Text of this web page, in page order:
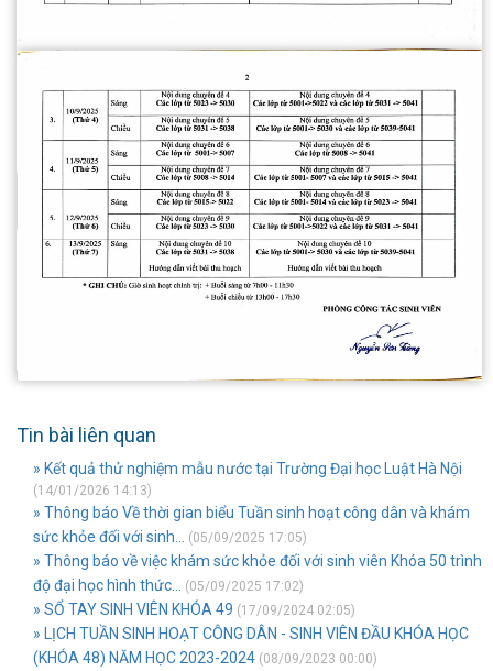
Tin bài liên quan
» Kết quả thử nghiệm mẫu nước tại Trường Đại học Luật Hà Nội
(14/01/2026 14:13)
» Thông báo Về thời gian biểu Tuần sinh hoạt công dân và khám
sức khỏe đối với sinh...
(05/09/2025 17:05)
» Thông báo về việc khám sức khỏe đối với sinh viên Khóa 50 trình
độ đại học hình thức...
(05/09/2025 17:02)
» SỔ TAY SINH VIÊN KHÓA 49 (17/09/2024 02:05)
» LỊCH TUẦN SINH HOẠT CÔNG DÂN - SINH VIÊN ĐẦU KHÓA HỌC
(KHÓA 48) NĂM HỌC 2023-2024 (08/09/2023 00:00)